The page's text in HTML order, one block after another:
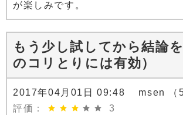
が楽しみです。
もう少し試してから結論
のコリとりには有効）
2017年04月01日 09:48 msen （
評価：
3